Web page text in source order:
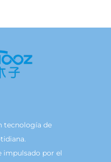
tecnología de
impulsado por el